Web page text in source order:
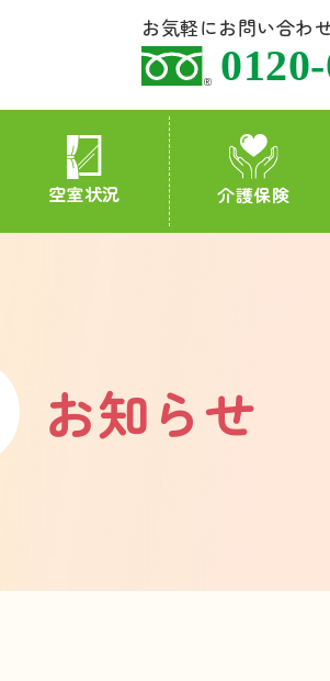
お気軽にお問い合わ
空室状況 介護保険
お知らせ